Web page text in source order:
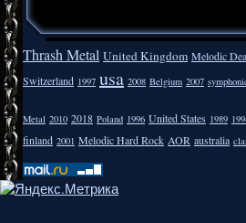
Thrash Metal United Kingdom Melodic
Switzerland 1997 usa 2008 Belgium 2007
Metal 2010 2018 Poland 1996 United States 1989
finland 2001 Melodic Hard Rock AOR australia